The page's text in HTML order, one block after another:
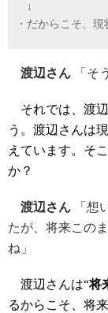
↓
・だからこそ、
渡辺さん 「そ
それでは、渡辺
う。渡辺さんは
えています。そ
か？
渡辺さん 「想
たが、将来この
ね」
渡辺さんは“将
るからこそ、将